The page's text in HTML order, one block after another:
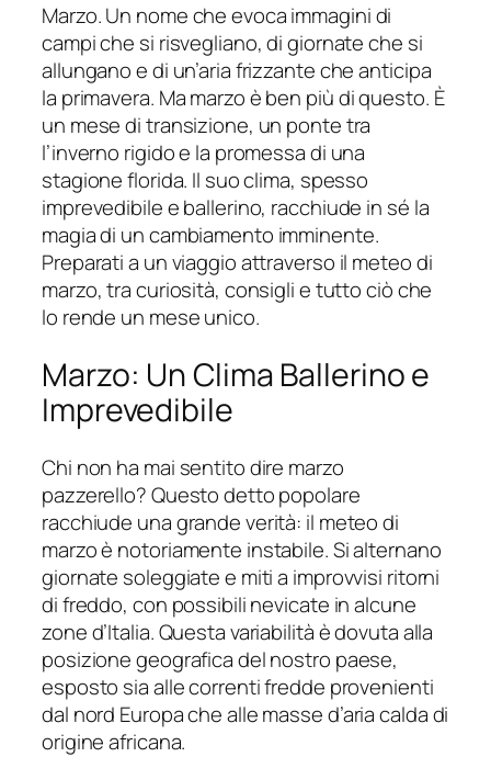
Marzo. Un nome che evoca immagini di
campi che si risvegliano, di giornate che si
allungano e di un’aria frizzante che anticipa
la primavera. Ma marzo è ben più di questo. È
un mese di transizione, un ponte tra
l’inverno rigido e la promessa di una
stagione florida. Il suo clima, spesso
imprevedibile e ballerino, racchiude in sé la
magia di un cambiamento imminente.
Preparati a un viaggio attraverso il meteo di
marzo, tra curiosità, consigli e tutto ciò che
lo rende un mese unico.
Marzo: Un Clima Ballerino e
Imprevedibile
Chi non ha mai sentito dire marzo
pazzerello? Questo detto popolare
racchiude una grande verità: il meteo di
marzo è notoriamente instabile. Si alternano
giornate soleggiate e miti a improvvisi ritorni
di freddo, con possibili nevicate in alcune
zone d’Italia. Questa variabilità è dovuta alla
posizione geografica del nostro paese,
esposto sia alle correnti fredde provenienti
dal nord Europa che alle masse d’aria calda di
origine africana.